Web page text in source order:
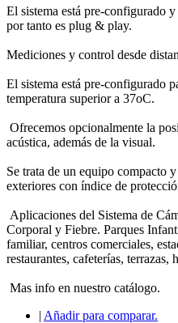
El sistema está pre-configurado
por tanto es plug & play.
Mediciones y control desde
El sistema está pre-configurado
temperatura superior a 37oC.
Ofrecemos opcionalmente la
acústica, además de la visual.
Se trata de un equipo compacto
exteriores con índice de
Aplicaciones del Sistema de
Corporal y Fiebre. Parques
familiar, centros comerciales,
restaurantes, cafeterías, terrazas,
Mas info en nuestro catálogo.
| Añadir para comparar.